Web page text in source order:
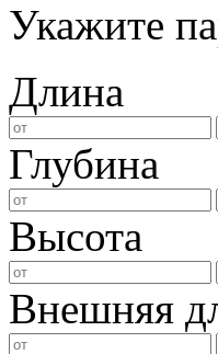
Укажите
Длина
Глубина
Высота
Внешняя